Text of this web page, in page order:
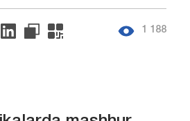
1 188